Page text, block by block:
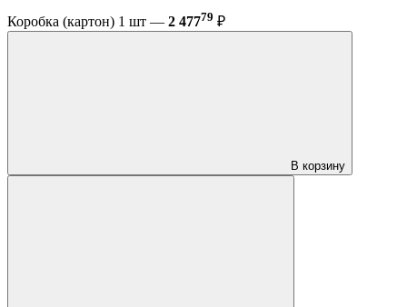
Коробка (картон) 1 шт — 2 47779 ₽
В корзину